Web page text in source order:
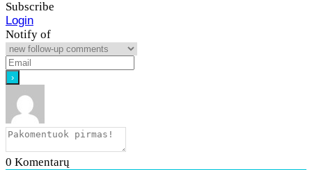
Subscribe
Login
Notify of
0 Komentarų